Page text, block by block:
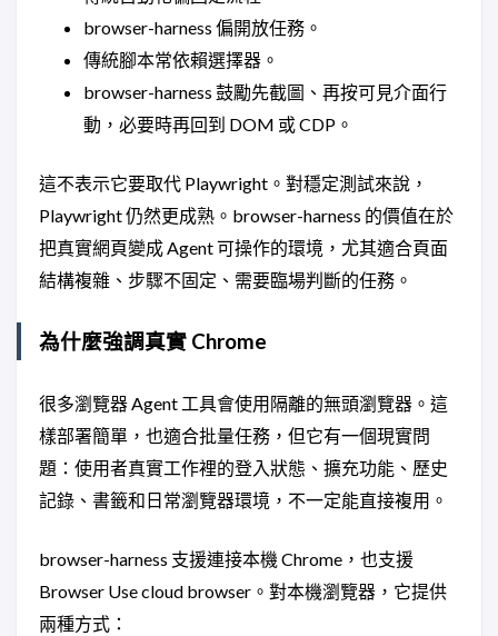
browser-harness 偏開放任務。
傳統腳本常依賴選擇器。
browser-harness 鼓勵先截圖、再按可見介面行
動，必要時再回到 DOM 或 CDP。
這不表示它要取代 Playwright。對穩定測試來說，
Playwright 仍然更成熟。browser-harness 的價值在於
把真實網頁變成 Agent 可操作的環境，尤其適合頁面
結構複雜、步驟不固定、需要臨場判斷的任務。
為什麼強調真實 Chrome
很多瀏覽器 Agent 工具會使用隔離的無頭瀏覽器。這
樣部署簡單，也適合批量任務，但它有一個現實問
題：使用者真實工作裡的登入狀態、擴充功能、歷史
記錄、書籤和日常瀏覽器環境，不一定能直接複用。
browser-harness 支援連接本機 Chrome，也支援
Browser Use cloud browser。對本機瀏覽器，它提供
兩種方式：